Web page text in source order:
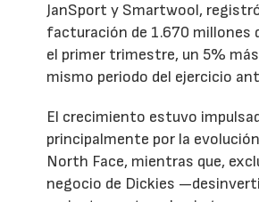
JanSport y Smartwool,
facturación de 1.670 millones
el primer trimestre, un 5%
mismo periodo del ejercicio
El crecimiento estuvo
principalmente por la
North Face, mientras que,
negocio de Dickies